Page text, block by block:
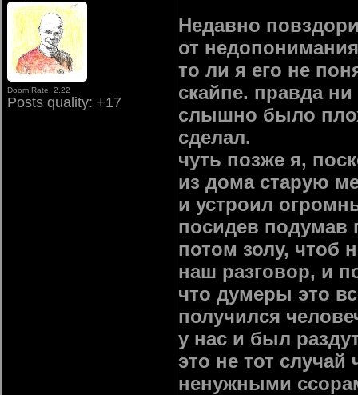
Doom Rate: 2.22
Posts quality: +17
Недавно
от
то ли я его не
скайпе. правда
слышно было
сделал.
чуть позже я,
из дома старую
и устроил
посидев подумав
потом золу, чтоб
наш разговор, и
что думеры это
получился
у нас и был
это не тот
ненужными